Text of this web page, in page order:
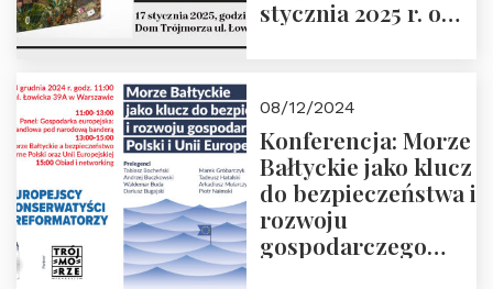
stycznia 2025 r. o
08/12/2024
Konferencja: Morze
Bałtyckie jako klucz
do bezpieczeństwa i
rozwoju
gospodarczego